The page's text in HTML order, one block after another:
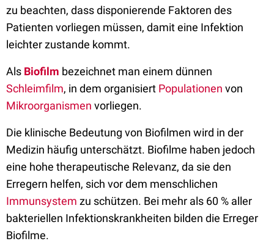
zu beachten, dass disponierende Faktoren des
Patienten vorliegen müssen, damit eine Infektion
leichter zustande kommt.
Als Biofilm bezeichnet man einem dünnen
Schleimfilm, in dem organisiert Populationen von
Mikroorganismen vorliegen.
Die klinische Bedeutung von Biofilmen wird in der
Medizin häufig unterschätzt. Biofilme haben jedoch
eine hohe therapeutische Relevanz, da sie den
Erregern helfen, sich vor dem menschlichen
Immunsystem zu schützen. Bei mehr als 60 % aller
bakteriellen Infektionskrankheiten bilden die Erreger
Biofilme.